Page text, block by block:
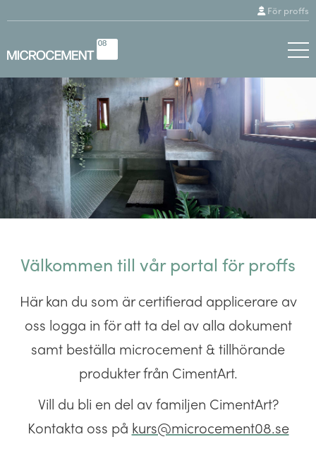
För proffs
Välkommen till vår portal för proffs
Här kan du som är certifierad applicerare av
oss logga in för att ta del av alla dokument
samt beställa microcement & tillhörande
produkter från CimentArt.
Vill du bli en del av familjen CimentArt?
Kontakta oss på kurs@microcement08.se